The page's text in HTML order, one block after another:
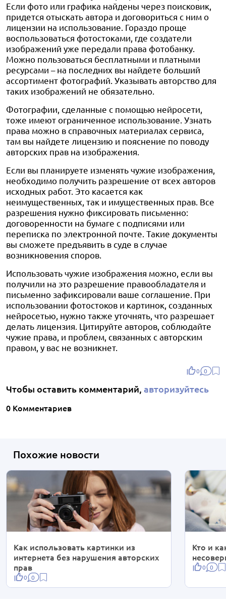
Если фото или графика найдены через поисковик,
придется отыскать автора и договориться с ним о
лицензии на использование. Гораздо проще
воспользоваться фотостоками, где создатели
изображений уже передали права фотобанку.
Можно пользоваться бесплатными и платными
ресурсами – на последних вы найдете больший
ассортимент фотографий. Указывать авторство для
таких изображений не обязательно.
Фотографии, сделанные с помощью нейросети,
тоже имеют ограниченное использование. Узнать
права можно в справочных материалах сервиса,
там вы найдете лицензию и пояснение по поводу
авторских прав на изображения.
Если вы планируете изменять чужие изображения,
необходимо получить разрешение от всех авторов
исходных работ. Это касается как
неимущественных, так и имущественных прав. Все
разрешения нужно фиксировать письменно:
договоренности на бумаге с подписями или
переписка по электронной почте. Такие документы
вы сможете предъявить в суде в случае
возникновения споров.
Использовать чужие изображения можно, если вы
получили на это разрешение правообладателя и
письменно зафиксировали ваше соглашение. При
использовании фотостоков и картинок, созданных
нейросетью, нужно также уточнять, что разрешает
делать лицензия. Цитируйте авторов, соблюдайте
чужие права, и проблем, связанных с авторским
правом, у вас не возникнет.
0 0
Чтобы оставить комментарий, авторизуйтесь
0 Комментариев
Похожие новости
Как использовать картинки из
интернета без нарушения авторских
прав
0 0
Кто и
0 0